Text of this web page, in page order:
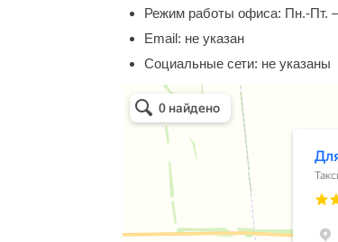
Режим работы офиса: Пн.-Пт.
Email: не указан
Социальные сети: не указаны